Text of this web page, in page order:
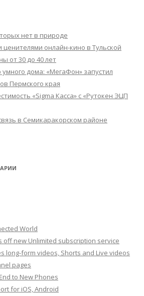
нет в природе
онлайн-кино в Тульской
от 30 до 40 лет
дома: «МегаФон» запустил
Пермского края
«Sigma Касса» с «Рутокен ЭЦП
в Семикаракорском районе
World
off new Unlimited subscription service
long-form videos, Shorts and Live videos
pages
to New Phones
for iOS, Android